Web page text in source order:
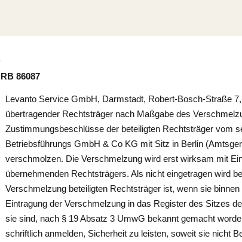
86087
Levanto Service GmbH, Darmstadt, Robert-Bosch-Straße
übertragender Rechtsträger nach Maßgabe des
Zustimmungsbeschlüsse der beteiligten Rechtsträger vom
Betriebsführungs GmbH & Co KG mit Sitz in Berlin
verschmolzen. Die Verschmelzung wird erst wirksam mit
übernehmenden Rechtsträgers. Als nicht eingetragen wird
Verschmelzung beteiligten Rechtsträger ist, wenn sie
Eintragung der Verschmelzung in das Register des Sitzes
sie sind, nach § 19 Absatz 3 UmwG bekannt gemacht
schriftlich anmelden, Sicherheit zu leisten, soweit sie nicht